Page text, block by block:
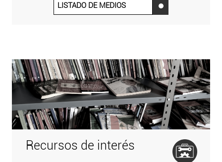
LISTADO DE MEDIOS ‌
Recursos de interés